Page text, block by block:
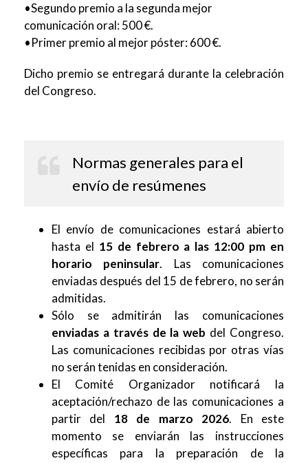
•Segundo premio a la segunda mejor
comunicación oral: 500 €.
•Primer premio al mejor póster: 600 €.
Dicho premio se entregará durante la celebración
del Congreso.
Normas generales para el
envío de resúmenes
El envío de comunicaciones estará abierto
hasta el 15 de febrero a las 12:00 pm en
horario peninsular. Las comunicaciones
enviadas después del 15 de febrero, no serán
admitidas.
Sólo se admitirán las comunicaciones
enviadas a través de la web del Congreso.
Las comunicaciones recibidas por otras vías
no serán tenidas en consideración.
El Comité Organizador notificará la
aceptación/rechazo de las comunicaciones a
partir del 18 de marzo 2026. En este
momento se enviarán las instrucciones
específicas para la preparación de la